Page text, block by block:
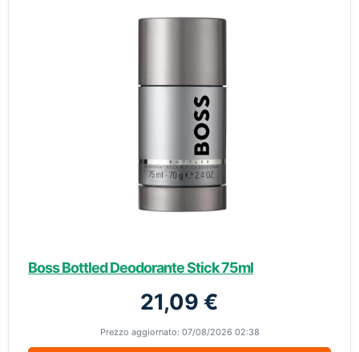
Boss Bottled Deodorante Stick 75ml
21,09 €
Prezzo aggiornato: 07/08/2026 02:38